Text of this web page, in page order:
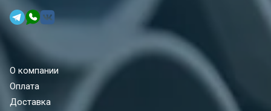
О компании
Оплата
Доставка